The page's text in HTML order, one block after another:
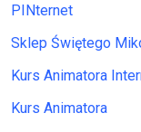
PINternet
Sklep Świętego
Kurs Animatora
Kurs Animatora